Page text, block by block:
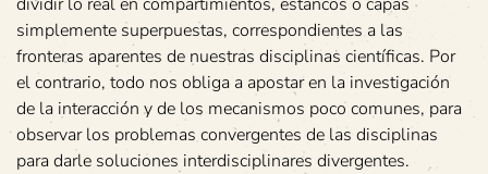
simplemente superpuestas, correspondientes a las
fronteras aparentes de nuestras disciplinas científicas. Por
el contrario, todo nos obliga a apostar en la investigación
de la interacción y de los mecanismos poco comunes, para
observar los problemas convergentes de las disciplinas
para darle soluciones interdisciplinares divergentes.